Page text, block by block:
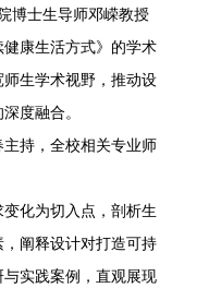
博士生导师邓嵘教授
康生活方式》的学术
生学术视野，推动设
度融合。
持，全校相关专业师
化为切入点，剖析生
阐释设计对打造可持
实践案例，直观展现